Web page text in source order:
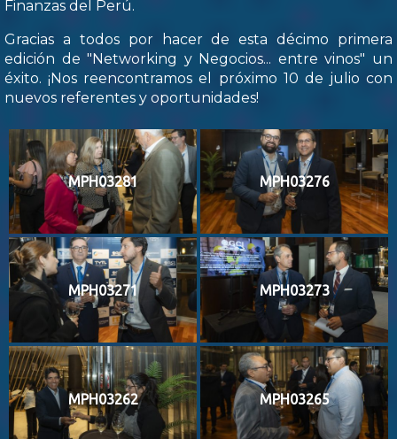
Finanzas del Perú.
Gracias a todos por hacer de esta décimo primera
edición de "Networking y Negocios... entre vinos" un
éxito. ¡Nos reencontramos el próximo 10 de julio con
nuevos referentes y oportunidades!
MPH03281 MPH03276
MPH03271 MPH03273
MPH03262 MPH03265